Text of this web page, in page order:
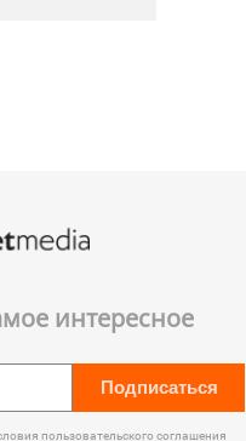
интересное
Подписаться
пользовательского соглашения